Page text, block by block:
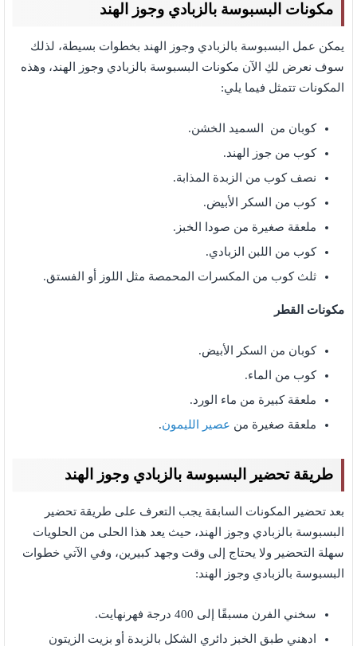
مكونات البسبوسة بالزبادي وجوز الهند
يمكن عمل البسبوسة بالزبادي وجوز الهند بخطوات بسيطة، لذلك
سوف نعرض لكِ الآن مكونات البسبوسة بالزبادي وجوز الهند، وهذه
المكونات تتمثل فيما يلي:
كوبان من السميد الخشن.
كوب من جوز الهند.
نصف كوب من الزبدة المذابة.
كوب من السكر الأبيض.
ملعقة صغيرة من صودا الخبز.
كوب من اللبن الزبادي.
ثلث كوب من المكسرات المحمصة مثل اللوز أو الفستق.
مكونات القطر
كوبان من السكر الأبيض.
كوب من الماء.
ملعقة كبيرة من ماء الورد.
ملعقة صغيرة من عصير الليمون.
طريقة تحضير البسبوسة بالزبادي وجوز الهند
بعد تحضير المكونات السابقة يجب التعرف على طريقة تحضير
البسبوسة بالزبادي وجوز الهند، حيث يعد هذا الحلى من الحلويات
سهلة التحضير ولا يحتاج إلى وقت وجهد كبيرين، وفي الآتي خطوات
البسبوسة بالزبادي وجوز الهند:
سخني الفرن مسبقًا إلى 400 درجة فهرنهايت.
ادهني طبق الخبز دائري الشكل بالزبدة أو بزيت الزيتون